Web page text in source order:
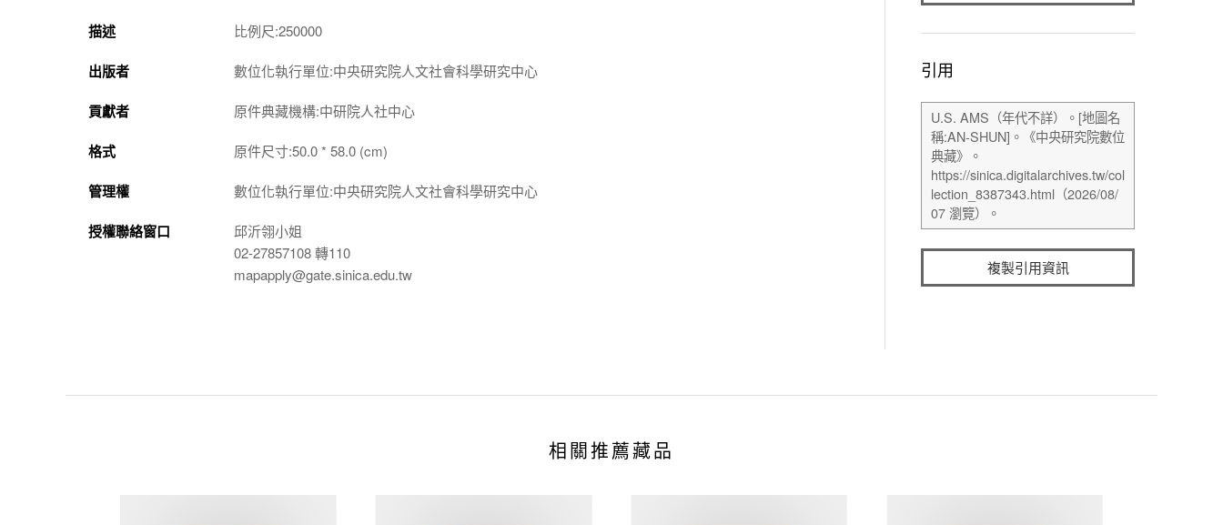
描述
比例尺:250000
出版者 數位化執行單位:中央研究院人文社會科學研究中心
貢獻者 原件典藏機構:中研院人社中心
格式 原件尺寸:50.0 * 58.0 (cm)
管理權 數位化執行單位:中央研究院人文社會科學研究中心
授權聯絡窗口
邱沂翎小姐
02-27857108 轉110
mapapply@gate.sinica.edu.tw
引用
複製引用資訊
相關推薦藏品